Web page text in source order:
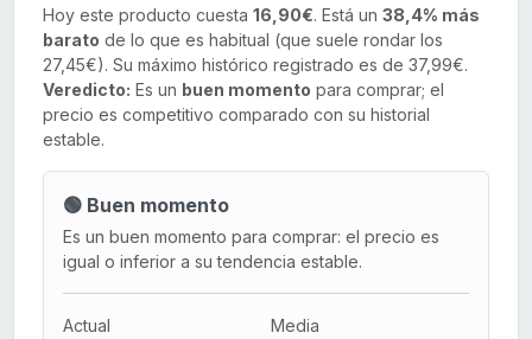
Hoy este producto cuesta 16,90€. Está un 38,4% más
barato de lo que es habitual (que suele rondar los
27,45€). Su máximo histórico registrado es de 37,99€.
Veredicto: Es un buen momento para comprar; el
precio es competitivo comparado con su historial
estable.
🟢 Buen momento
Es un buen momento para comprar: el precio es
igual o inferior a su tendencia estable.
Actual
Media